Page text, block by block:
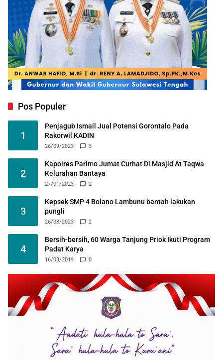
Pos Populer
1
Penjagub Ismail Jual Potensi Gorontalo Pada
Rakorwil KADIN
26/09/2023 3
2
Kapolres Parimo Jumat Curhat Di Masjid At Taqwa
Kelurahan Bantaya
27/01/2023 2
3
Kepsek SMP 4 Bolano Lambunu bantah lakukan
pungli
26/08/2023 2
4
Bersih-bersih, 60 Warga Tanjung Priok Ikuti Program
Padat Karya
16/03/2019 0